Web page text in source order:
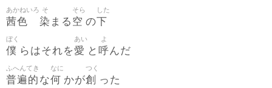
茜色
あかねいろ
染
そ
まる 空
そら
の下
した
僕
ぼく
らはそれを愛
あい
と 呼
よ
んだ
普遍的
ふへんてき
な何
なに
かが創
つく
った